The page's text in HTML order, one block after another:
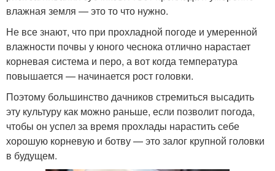
влажная земля — это то что нужно.
Не все знают, что при прохладной погоде и умеренной
влажности почвы у юного чеснока отлично нарастает
корневая система и перо, а вот когда температура
повышается — начинается рост головки.
Поэтому большинство дачников стремиться высадить
эту культуру как можно раньше, если позволит погода,
чтобы он успел за время прохлады нарастить себе
хорошую корневую и ботву — это залог крупной головки
в будущем.